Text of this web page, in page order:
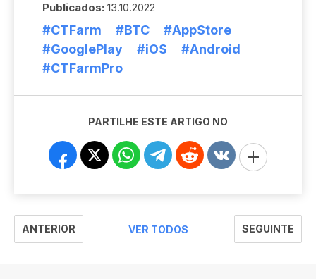
Publicados: 13.10.2022
#CTFarm #BTC
#AppStore
#GooglePlay
#iOS
#Android
#CTFarmPro
PARTILHE ESTE ARTIGO NO
ANTERIOR VER TODOS SEGUINTE